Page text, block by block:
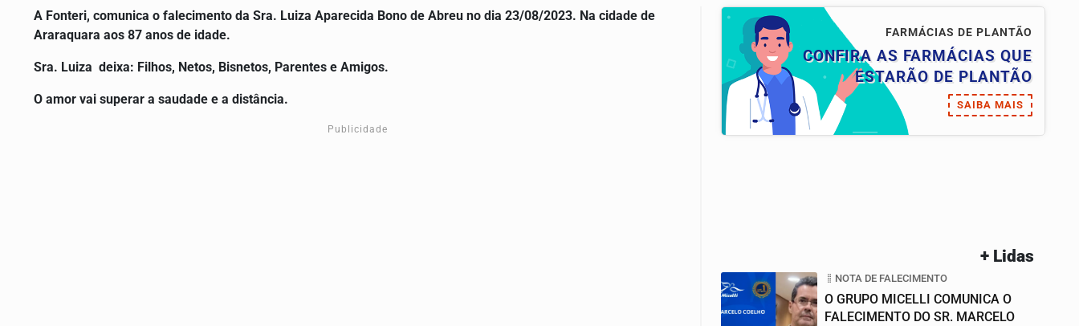
A Fonteri, comunica o falecimento da Sra. Luiza Aparecida Bono de Abreu no dia 23/08/2023. Na cidade de
Araraquara aos 87 anos de idade.
Sra. Luiza deixa: Filhos, Netos, Bisnetos, Parentes e Amigos.
O amor vai superar a saudade e a distância.
Publicidade
FARMÁCIAS DE PLANTÃO
CONFIRA AS FARMÁCIAS QUE
ESTARÃO DE PLANTÃO
SAIBA MAIS
+ Lidas
NOTA DE FALECIMENTO
O GRUPO MICELLI COMUNICA O
FALECIMENTO DO SR. MARCELO